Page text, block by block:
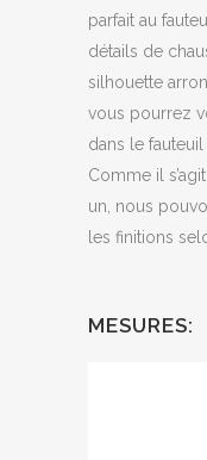
parfait au
détails de
silhouette
vous pourrez
dans le fauteuil
Comme il
un, nous
les finitions
MESURES: